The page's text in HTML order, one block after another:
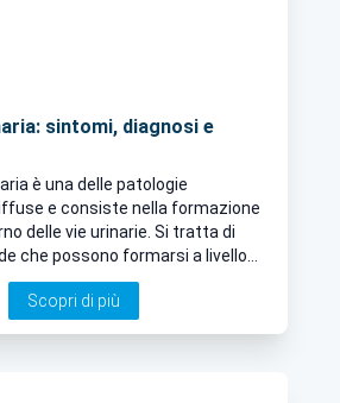
sintomi, diagnosi e
è una delle patologie
e consiste nella formazione
delle vie urinarie. Si tratta di
che possono formarsi a livello
tratto urinario e che possono
anche molto intensi, come la
Scopri di più